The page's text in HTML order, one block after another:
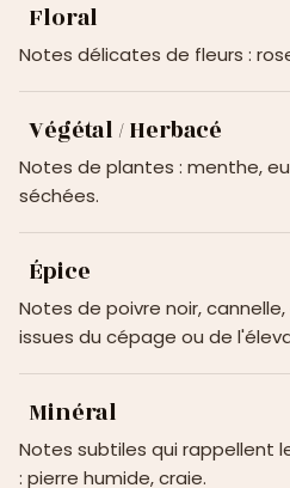
Floral
Notes délicates de fleurs :
Végétal / Herbacé
Notes de plantes : menthe,
séchées.
Épice
Notes de poivre noir,
issues du cépage ou de
Minéral
Notes subtiles qui rappellent
: pierre humide, craie.